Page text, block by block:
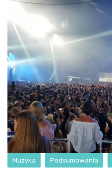
Muzyka Podsumowania